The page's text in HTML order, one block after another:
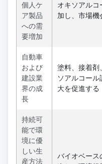
個人ケ
ア製品
への需
要増加
オキソアル
加し、市場機
自動車
および
建設業
界の成
長
塗料、接着剤
ソアルコー
大を促進する
持続可
能で環
境に優
しい生
産方法
バイオベース